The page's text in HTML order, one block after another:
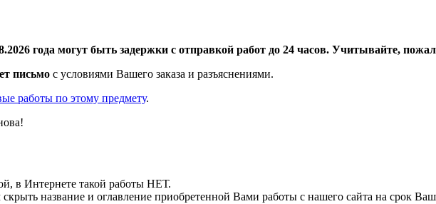
года могут быть задержки с отправкой работ до 24 часов. Учитывайте,
письмо с условиями Вашего заказа и разъяснениями.
работы по этому предмету.
в Интернете такой работы НЕТ.
название и оглавление приобретенной Вами работы с нашего сайта на срок